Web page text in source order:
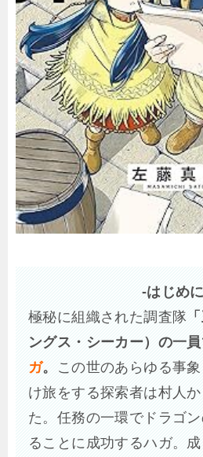
-はじめ
極秘に組織された調査隊
ングス・シーカー）の一
ガ。
この世のあらゆる事
け旅をする探索者は村人
た。任務の一環でドラゴ
ることに成功するハガ。